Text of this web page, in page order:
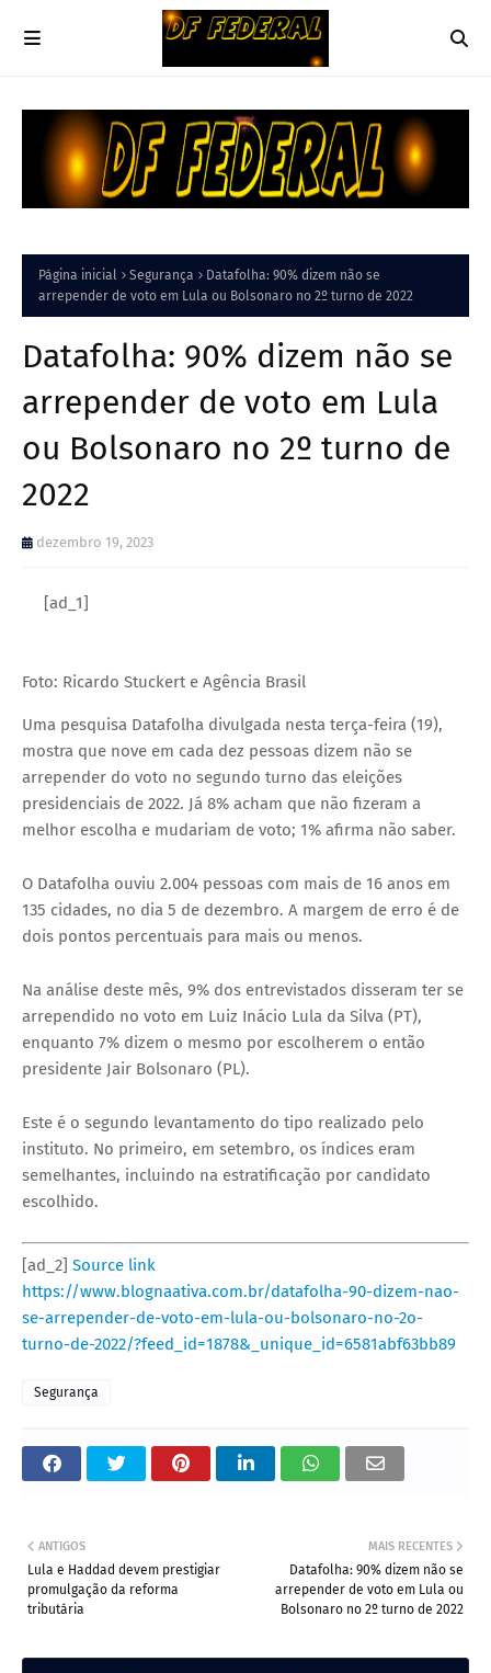
Página inicial Segurança
Datafolha: 90% dizem não se
arrepender de voto em Lula ou Bolsonaro no 2º turno de 2022
Datafolha: 90% dizem não se
arrepender de voto em Lula
ou Bolsonaro no 2º turno de
2022
dezembro 19, 2023
[ad_1]
Foto: Ricardo Stuckert e Agência Brasil
Uma pesquisa Datafolha divulgada nesta terça-feira (19),
mostra que nove em cada dez pessoas dizem não se
arrepender do voto no segundo turno das eleições
presidenciais de 2022. Já 8% acham que não fizeram a
melhor escolha e mudariam de voto; 1% afirma não saber.
O Datafolha ouviu 2.004 pessoas com mais de 16 anos em
135 cidades, no dia 5 de dezembro. A margem de erro é de
dois pontos percentuais para mais ou menos.
Na análise deste mês, 9% dos entrevistados disseram ter se
arrependido no voto em Luiz Inácio Lula da Silva (PT),
enquanto 7% dizem o mesmo por escolherem o então
presidente Jair Bolsonaro (PL).
Este é o segundo levantamento do tipo realizado pelo
instituto. No primeiro, em setembro, os índices eram
semelhantes, incluindo na estratificação por candidato
escolhido.
[ad_2] Source link
https://www.blognaativa.com.br/datafolha-90-dizem-nao-
se-arrepender-de-voto-em-lula-ou-bolsonaro-no-2o-
turno-de-2022/?feed_id=1878&_unique_id=6581abf63bb89
Segurança
MAIS RECENTES
Datafolha: 90% dizem não se
arrepender de voto em Lula ou
Bolsonaro no 2º turno de 2022
ANTIGOS
Lula e Haddad devem prestigiar
promulgação da reforma
tributária